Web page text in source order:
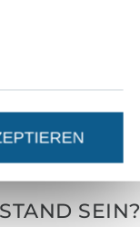
Erfahrung
SEIN?